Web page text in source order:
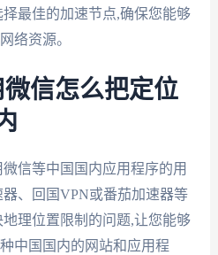
最佳的加速节点,确保您能够
络资源。
信怎么把定位
信等中国国内应用程序的用
、回国VPN或番茄加速器等
理位置限制的问题,让您能够
中国国内的网站和应用程